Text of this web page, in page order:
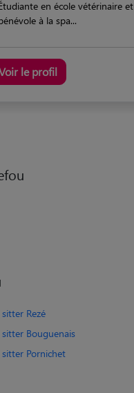
en école vétérinaire et
à la spa...
le profil
sitter Rezé
sitter Bouguenais
sitter Pornichet